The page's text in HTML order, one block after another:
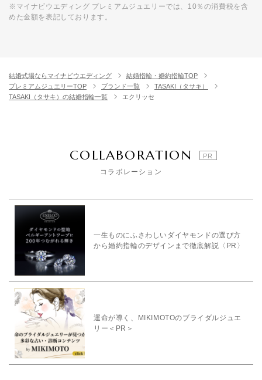
※マイナビウエディング プレミアムジュエリーでは、10％の消費税を含
めた金額を表記しております。
結婚式場ならマイナビウエディング
結婚指輪・婚約指輪TOP
プレミアムジュエリーTOP
ブランド一覧
TASAKI（タサキ）
TASAKI（タサキ）の結婚指輪一覧
エクリッセ
COLLABORATION
コラボレーション
一生ものにふさわしいダイヤモンドの選び方
から婚約指輪のデザインまで徹底解説〈PR〉
運命が導く、MIKIMOTOのブライダルジュエ
リー＜PR＞